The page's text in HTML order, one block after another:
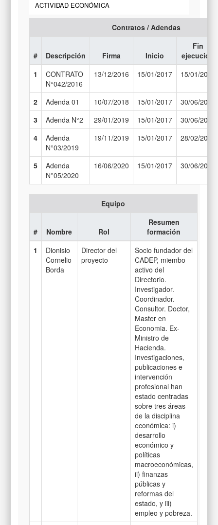
ACTIVIDAD ECONÓMICA
Contratos / Adendas
# Descripción Firma Inicio
Fin
ejecución
1
CONTRATO
N°042/2016
13/12/2016 15/01/2017 15/01/2018
2 Adenda 01 10/07/2018 15/01/2017
30/06/2018
3
Adenda N°2 29/01/2019 15/01/2017
30/06/2019
4
Adenda
N°03/2019
19/11/2019 15/01/2017 28/02/2020
5
Adenda
N°05/2020
16/06/2020 15/01/2017 30/06/2020
Equipo
# Nombre Rol
Resumen
formación
1
Dionisio
Cornelio
Borda
Director del
proyecto
Socio fundador del
CADEP, miembo
activo del
Directorio.
Investigador.
Coordinador.
Consultor. Doctor,
Master en
Economia. Ex-
Ministro de
Hacienda.
Investigaciones,
publicaciones e
intervención
profesional han
estado centradas
sobre tres áreas
de la disciplina
económica: i)
desarrollo
económico y
políticas
macroeconómicas,
ii) finanzas
públicas y
reformas del
estado, y iii)
empleo y pobreza.